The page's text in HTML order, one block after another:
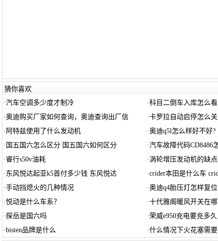
猜你喜欢
·汽车空调多少度才制冷 ·科目二倒车入库怎么
·奥迪购买厂家如何查询，奥迪查询出厂信 ·卡罗拉自动启停怎么关
· 阿特兹使用了什么发动机 ·奥迪q5l怎么样好不好?
· 国五国六怎么区分 国五国六如何区分 ·汽车故障代码CD8486
· 睿行s50v油耗 ·涡轮增压发动机的缺
· 东风悦达起亚k5首付多少钱 东风悦达 ·crider本田是什么车
·手动挡熄火的几种情况 ·奥迪q4胎压灯怎样复位
·悦动是什么车系？ ·十代雅阁暖风开关在哪
·探岳是国六吗 · 荣威e950充电要充多久
·bisten品牌是什么 ·什么情况下火花塞需